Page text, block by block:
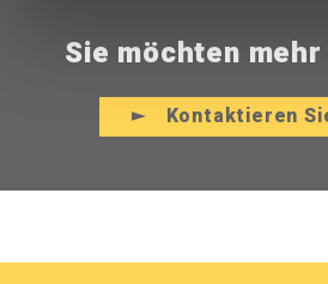
Sie möchten
Kontaktieren